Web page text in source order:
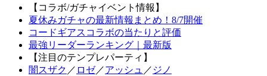
【コラボ/ガチャイベント情報】
夏休みガチャの最新情報まとめ！8/7開催
コードギアスコラボの当たりと評価
最強リーダーランキング｜最新版
【注目のテンプレパーティ】
闇スザク ／ ロゼ／アッシュ ／ ジノ